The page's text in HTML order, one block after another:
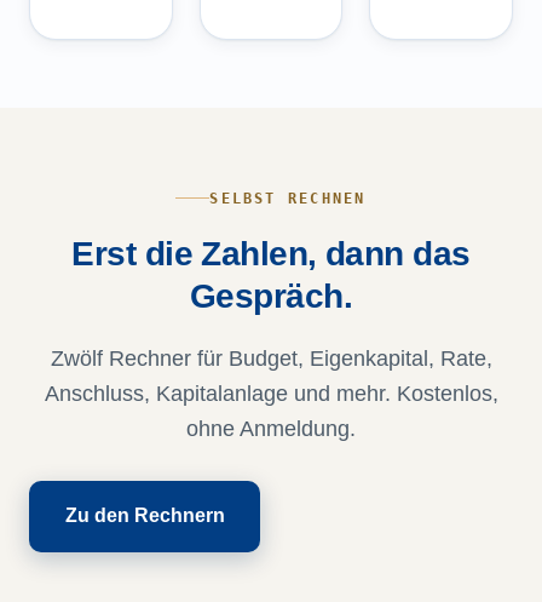
SELBST RECHNEN
Erst die Zahlen, dann das
Gespräch.
Zwölf Rechner für Budget, Eigenkapital, Rate,
Anschluss, Kapitalanlage und mehr. Kostenlos,
ohne Anmeldung.
Zu den Rechnern